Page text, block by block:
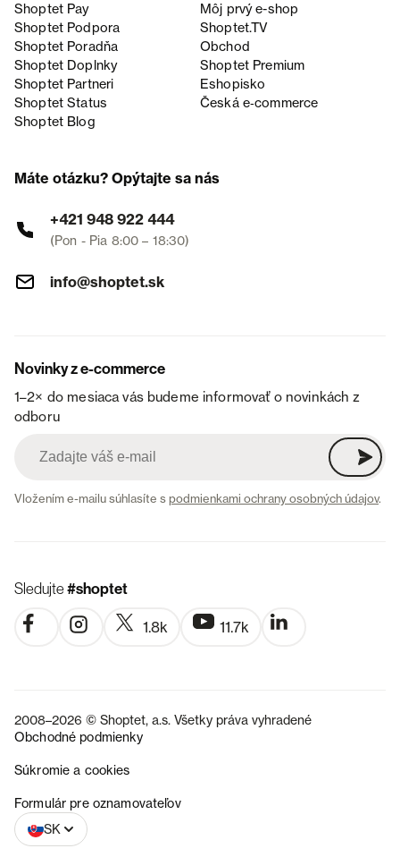
Shoptet Pay
Môj prvý e-shop
Shoptet Podpora
Shoptet.TV
Shoptet Poradňa
Obchod
Shoptet Doplnky
Shoptet Premium
Shoptet Partneri
Eshopisko
Shoptet Status
Česká e‑commerce
Shoptet Blog
Máte otázku? Opýtajte sa nás
+421 948 922 444
(Pon - Pia 8:00 – 18:30)
info@shoptet.sk
Novinky z e-commerce
1–2× do mesiaca vás budeme informovať o novinkách z
odboru
Vložením e-mailu súhlasíte spodmienkami ochrany osobných údajov.
Sledujte#shoptet
1.8k 11.7k
2008–2026 © Shoptet, a.s. Všetky práva vyhradené
Obchodné podmienky
Súkromie a cookies
Formulár pre oznamovateľov
SK